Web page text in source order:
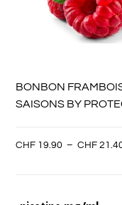
BONBON
SAISONS BY
CHF 19.90 – CHF